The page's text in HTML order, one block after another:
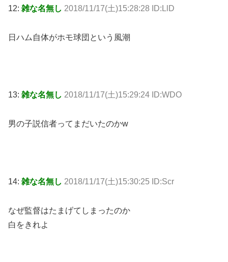
12: 雑な名無し 2018/11/17(土)15:28:28 ID:LlD
日ハム自体がホモ球団という風潮
13: 雑な名無し 2018/11/17(土)15:29:24 ID:WDO
男の子説信者ってまだいたのかw
14: 雑な名無し 2018/11/17(土)15:30:25 ID:Scr
なぜ監督はたまげてしまったのか
白をきれよ